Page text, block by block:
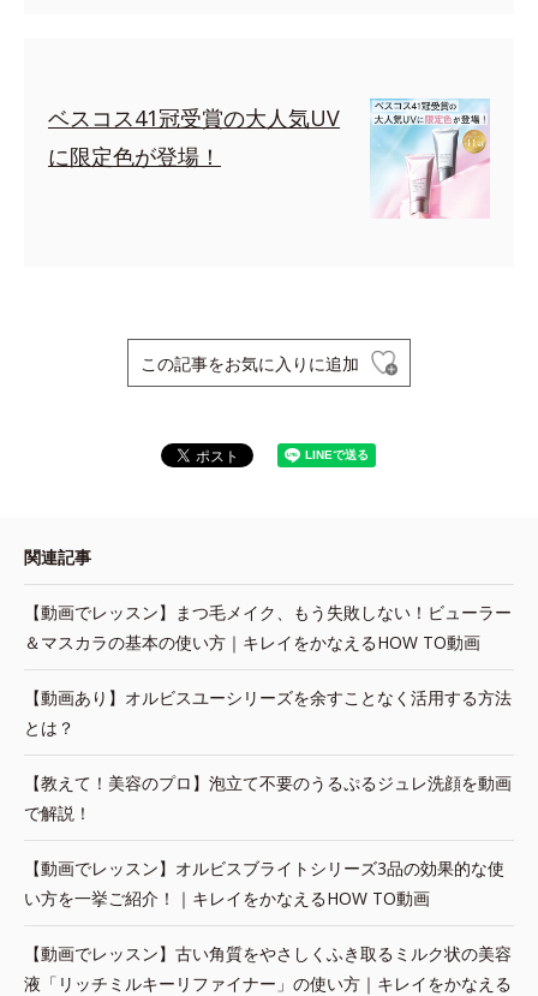
ベスコス41冠受賞の大人気UV
に限定色が登場！
この記事をお気に入りに追加
関連記事
【動画でレッスン】まつ毛メイク、もう失敗しない！ビューラー
＆マスカラの基本の使い方｜キレイをかなえるHOW TO動画
【動画あり】オルビスユーシリーズを余すことなく活用する方法
とは？
【教えて！美容のプロ】泡立て不要のうるぷるジュレ洗顔を動画
で解説！
【動画でレッスン】オルビスブライトシリーズ3品の効果的な使
い方を一挙ご紹介！｜キレイをかなえるHOW TO動画
【動画でレッスン】古い角質をやさしくふき取るミルク状の美容
液「リッチミルキーリファイナー」の使い方｜キレイをかなえる